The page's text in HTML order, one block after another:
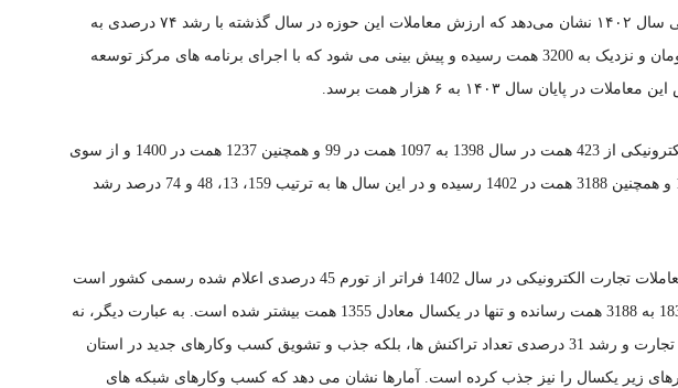
گزارش تجارت الکترونیکی سال ۱۴۰۲ نشان می‌دهد که ارزش معاملات این حوزه در سال گذشته با رشد ۷۴ درصدی به
رقم ۳۱۸۸ هزار میلیارد تومان و نزدیک به 3200 همت رسیده و پیش بینی می شود که با اجرای برنامه های مرکز توسعه
در پایان سال ۱۴۰۳ به ۶ هزار همت برسد.
ارزش معاملات تجارت الکترونیکی از 423 همت در سال 1398 به 1097 همت در 99 و همچنین 1237 همت در 1400 و از سوی
دیگر، 1833 همت در 1401 و همچنین 3188 همت در 1402 رسیده و در این سال ها به ترتیب 159، 13، 48 و 74 درصد رشد
رشد 74 درصدی ارزش معاملات تجارت الکترونیکی در سال 1402 فراتر از تورم 45 درصدی اعلام شده رسمی کشور است
و ارزش معاملات را از 1833 به 3188 همت رسانده و تنها در یکسال معادل 1355 همت بیشتر شده است. به عبارت دیگر، نه
تنها تعداد شرکت ها، رقم تجارت و رشد 31 درصدی تعداد تراکنش ها، بلکه جذب و تشویق کسب وکارهای جدید در استان
زیر یکسال را نیز جذب کرده است. آمارها نشان می دهد که کسب وکارهای شبکه های